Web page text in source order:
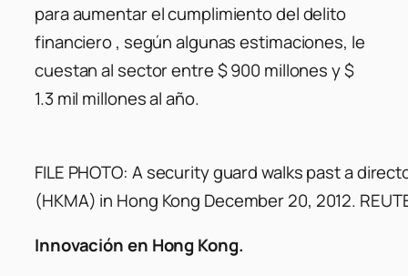
para aumentar el cumplimiento del delito
financiero , según algunas estimaciones, le
cuestan al sector entre $ 900 millones y $
1.3 mil millones al año.
FILE PHOTO: A security guard walks past a
(HKMA) in Hong Kong December 20, 2012.
Innovación en Hong Kong.